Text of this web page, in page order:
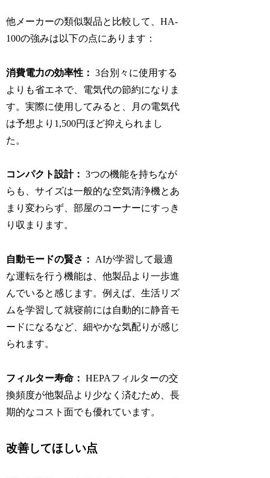
他メーカーの類似製品と比較して、HA-
100の強みは以下の点にあります：
消費電力の効率性： 3台別々に使用する
よりも省エネで、電気代の節約になりま
す。実際に使用してみると、月の電気代
は予想より1,500円ほど抑えられまし
た。
コンパクト設計： 3つの機能を持ちなが
らも、サイズは一般的な空気清浄機とあ
まり変わらず、部屋のコーナーにすっき
り収まります。
自動モードの賢さ：
AIが学習して最適
な運転を行う機能は、他製品より一歩進
んでいると感じます。例えば、生活リズ
ムを学習して就寝前には自動的に静音モ
ードになるなど、細やかな気配りが感じ
られます。
フィルター寿命： HEPAフィルターの交
換頻度が他製品より少なく済むため、長
期的なコスト面でも優れています。
改善してほしい点